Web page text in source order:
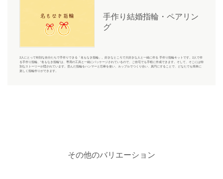
手作り結婚指輪・ペアリン
グ
2人にとって特別な自分たちで手作りできる「名もなき指輪」。好きなところで大好きな人と一緒に作る 手作り指輪キットです。2人で作
る手作り指輪、“名もなき指輪”は、専用の工具と一緒にパッケージされているので、ご自宅でも手軽に作成できます。そして、そこには特
別なストーリーが隠されています。歪んだ指輪をハンマーと芯棒を使い、カップルでつくり合い、真円にすることで、どなたでも簡単に
楽しく指輪作りができます。
その他のバリエーション